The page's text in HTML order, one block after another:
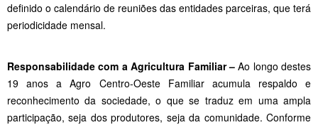
definido o calendário de reuniões das entidades parceiras, que terá
periodicidade mensal.
Responsabilidade com a Agricultura Familiar –Ao longo destes
19 anos a Agro Centro-Oeste Familiar acumula respaldo e
reconhecimento da sociedade, o que se traduz em uma ampla
participação, seja dos produtores, seja da comunidade. Conforme